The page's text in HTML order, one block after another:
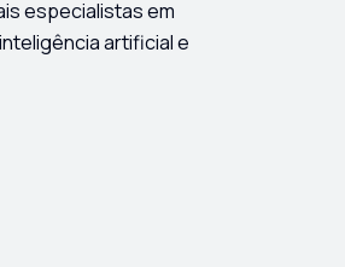
especialistas em
artificial e